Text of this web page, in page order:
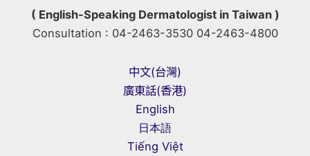
( English-Speaking Dermatologist in Taiwan )
Consultation : 04-2463-3530 04-2463-4800
中文(台灣)
廣東話(香港)
English
日本語
Tiếng Việt